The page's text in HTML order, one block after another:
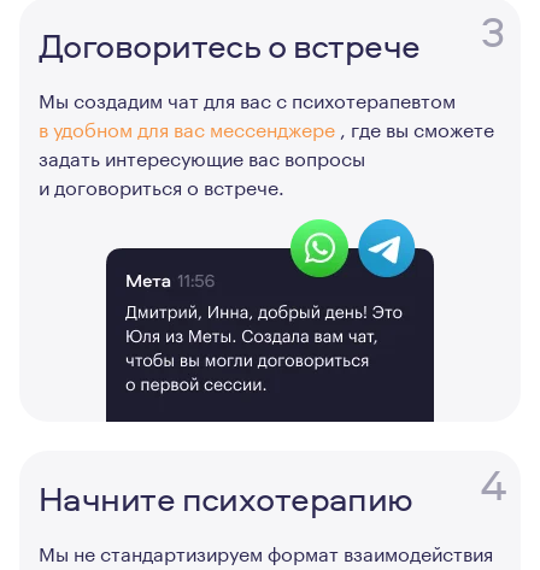
3
Договоритесь о встрече
Мы создадим чат для вас с психотерапевтом
в удобном для вас мессенджере , где вы сможете
задать интересующие вас вопросы
и договориться о встрече.
4
Начните психотерапию
Мы не стандартизируем формат взаимодействия